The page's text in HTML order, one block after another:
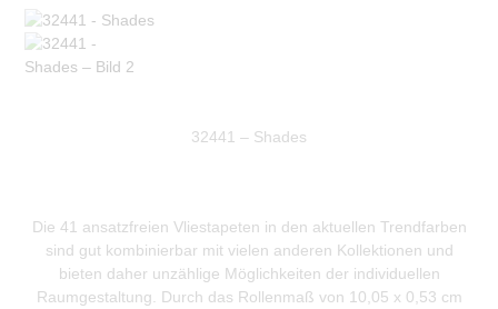
32441 – Shades
Die 41 ansatzfreien Vliestapeten in den aktuellen Trendfarben
sind gut kombinierbar mit vielen anderen Kollektionen und
bieten daher unzählige Möglichkeiten der individuellen
Raumgestaltung. Durch das Rollenmaß von 10,05 x 0,53 cm